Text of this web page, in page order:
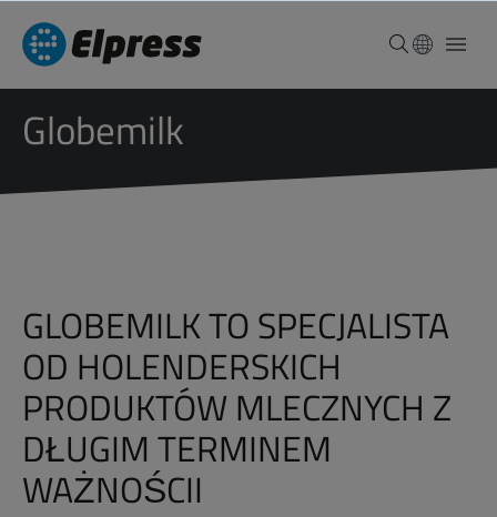
Globemilk
GLOBEMILK TO SPECJALISTA
OD HOLENDERSKICH
PRODUKTÓW MLECZNYCH Z
DŁUGIM TERMINEM
WAŻNOŚCII